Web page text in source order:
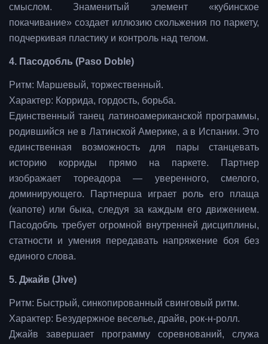
смыслом. Знаменитый элемент «кубинское
покачивание» создает иллюзию скольжения по паркету,
подчеркивая пластику и контроль над телом.
4. Пасодобль (Paso Doble)
Ритм: Маршевый, торжественный.
Характер: Коррида, гордость, борьба.
Единственный танец латиноамериканской программы,
родившийся не в Латинской Америке, а в Испании. Это
единственная возможность для пары станцевать
историю корриды прямо на паркете. Партнер
изображает тореадора — уверенного, смелого,
доминирующего. Партнерша играет роль его плаща
(капоте) или быка, следуя за каждым его движением.
Пасодобль требует огромной внутренней дисциплины,
статности и умения передавать напряжение боя без
единого слова.
5. Джайв (Jive)
Ритм: Быстрый, синкопированный свинговый ритм.
Характер: Безудержное веселье, драйв, рок-н-ролл.
Джайв завершает программу соревнований, служа